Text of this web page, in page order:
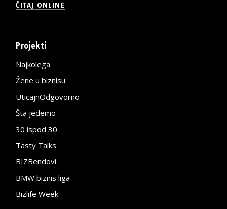
ČITAJ ONLINE
Projekti
Najkolega
Žene u biznisu
UticajnOdgovorno
Šta jedemo
30 ispod 30
Tasty Talks
BIZBendovi
BMW biznis liga
Bizlife Week